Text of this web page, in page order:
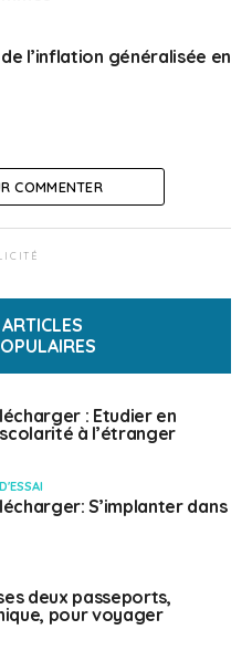
nouveau
pour les services
intellectuelle ;
des taxes facturées
aux PME d’obtenir une
;
par les offices
des brevets
;
de
à travers desappels à
l’inflation généralisée en
COMMENTER
ARTICLES
: Etudier en
à l’étranger
S’implanter dans
deux passeports,
pour voyager